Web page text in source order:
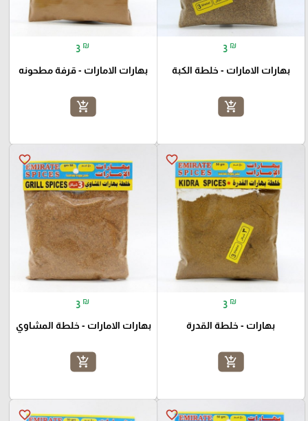
3 ₪
بهارات الامارات - خلطة الكبة
add_shopping_cart
3 ₪
بهارات الامارات - قرفة مطحونه
add_shopping_cart
favorite_border
3 ₪
بهارات - خلطة القدرة
add_shopping_cart
favorite_border
3 ₪
بهارات الامارات - خلطة المشاوي
add_shopping_cart
favorite_border
favorite_border